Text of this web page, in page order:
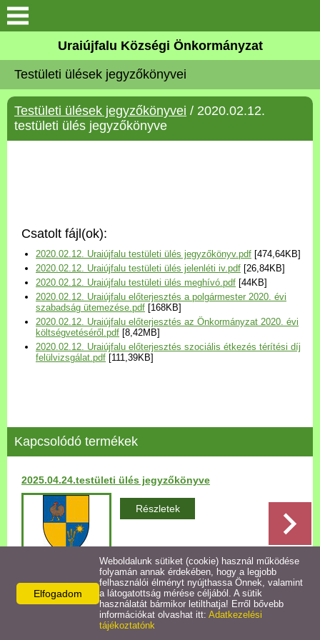
Köszöntő
Elérhetőségek
Uraiújfalu
Választási információk
Versenyképes Járások
Program
Települési Arculati
Kézikönyv
Bezerédj Amália Óvoda
Egyéb intézmények
Egyéb szolgáltatások
Egészségügyi ellátás
Uraiújfalu Sportegyesület
Uraiújfalu Községi Önkormányzat
Testületi ülések jegyzőkönyvei
Testületi ülések jegyzőkönyvei / 2020.02.12.
testületi ülés jegyzőkönyve
Csatolt fájl(ok):
2020.02.12. Uraiújfalu testületi ülés jegyzőkönyv.pdf [474,64KB]
2020.02.12. Uraiújfalu testületi ülés jelenléti iv.pdf [26,84KB]
2020.02.12. Uraiújfalu testületi ülés meghívó.pdf [44KB]
2020.02.12. Uraiújfalu előterjesztés a polgármester 2020. évi
szabadság ütemezése.pdf [168KB]
2020.02.12. Uraiújfalu előterjesztés az Önkormányzat 2020. évi
költségvetéséről.pdf [8,42MB]
2020.02.12. Uraiújfalu előterjesztés szociális étkezés térítési díj
felülvizsgálat.pdf [111,39KB]
Kapcsolódó termékek
2025.04.24.testületi ülés jegyzőkönyve
Részletek
Vissza az előző oldalra!
Elfogadom
Weboldalunk sütiket (cookie) használ működése
folyamán annak érdekében, hogy a legjobb
felhasználói élményt nyújthassa Önnek, valamint
a látogatottság mérése céljából. A sütik
használatát bármikor letilthatja! Erről bővebb
információkat olvashat itt: Adatkezelési
tájékoztatónk